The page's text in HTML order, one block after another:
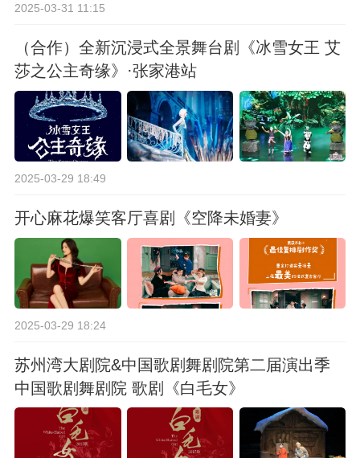
2025-03-31 11:15
（合作）全新沉浸式全景舞台剧《冰雪女王 艾
莎之公主奇缘》·张家港站
2025-03-29 18:49
开心麻花爆笑客厅喜剧《空降未婚妻》
2025-03-29 18:24
苏州湾大剧院&中国歌剧舞剧院第二届演出季
中国歌剧舞剧院 歌剧《白毛女》